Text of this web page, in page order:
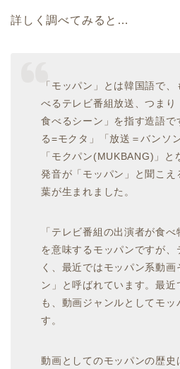
詳しく調べてみると…
「モッパン」とは韓国語で
べるテレビ番組放送、つまり
食べるシーン」を指す造語で
る=モクタ」「放送＝バンソ
「モクパン(MUKBANG)」
発音が「モッパン」と聞こえ
葉が生まれました。
「テレビ番組の出演者が食べ
を意味するモッパンですが、
く、最近ではモッパン系動
ン」と呼ばれています。最
も、動画ジャンルとしてモッ
す。
動画としてのモッパンの歴